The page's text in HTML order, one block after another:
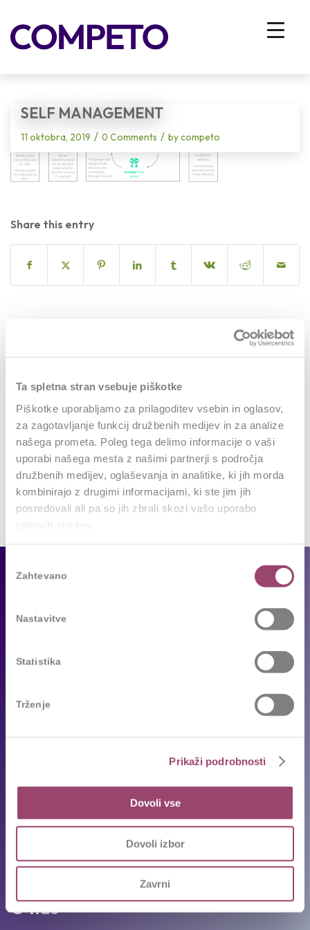
Ta spletna stran vsebuje piškotke
Piškotke uporabljamo za prilagoditev vsebin in oglasov,
za zagotavljanje funkcij družbenih medijev in za analize
našega prometa. Poleg tega delimo informacije o vaši
uporabi našega mesta z našimi partnerji s področja
družbenih medijev, oglaševanja in analitike, ki jih morda
kombinirajo z drugimi informacijami, ki ste jim jih
posredovali ali pa so jih zbrali skozi vašo uporabo
soglasja
Zahtevano
Nastavitve
Statistika
Trženje
Prikaži podrobnosti
Dovoli vse
Dovoli izbor
Zavrni
You are here: Home Vhodna stran
/
Trije miti in zablode o sodobnem samoupravljanju v organizacijah
SELF MANAGEMENT
11 oktobra, 2019 / 0 Comments / bycompeto
Share this entry
Leave a Reply
Want to join the discussion?
Feel free to contribute!
Za objavo komentarja se morateprijaviti .
Za podjetja
Naše storitve
Sledimo trendom
Pogosta vprašanja
Karierni napotki in nasveti
O nas